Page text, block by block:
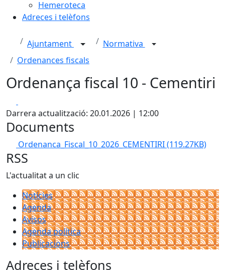
Hemeroteca
Adreces i telèfons
Ajuntament
Normativa
Ordenances fiscals
Ordenança fiscal 10 - Cementiri
Darrera actualització: 20.01.2026 | 12:00
Documents
Ordenanca_Fiscal_10_2026_CEMENTIRI(119.27KB)
RSS
L'actualitat a un clic
Notícies
Agenda
Avisos
Agenda política
Publicacions
Adreces i telèfons